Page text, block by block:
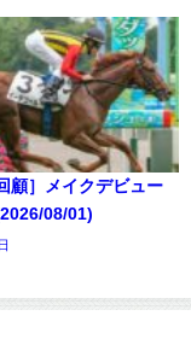
顧］メイクデビュー
08/01)